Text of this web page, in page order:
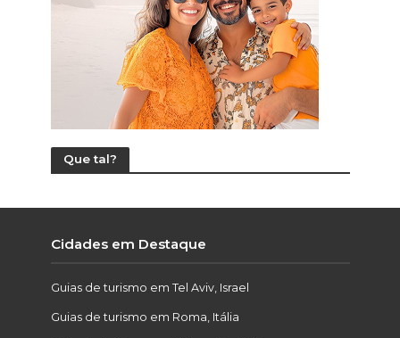
Que tal?
Cidades em Destaque
Guias de turismo em Tel Aviv, Israel
Guias de turismo em Roma, Itália